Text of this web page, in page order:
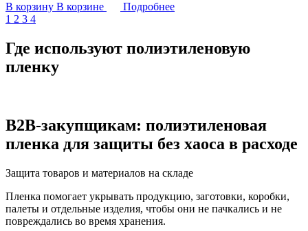
В корзину В корзине
Подробнее
1 2 3 4
Где используют полиэтиленовую
пленку
B2B-закупщикам: полиэтиленовая
пленка для защиты без хаоса в расходе
Защита товаров и материалов на складе
Пленка помогает укрывать продукцию, заготовки, коробки,
палеты и отдельные изделия, чтобы они не пачкались и не
повреждались во время хранения.